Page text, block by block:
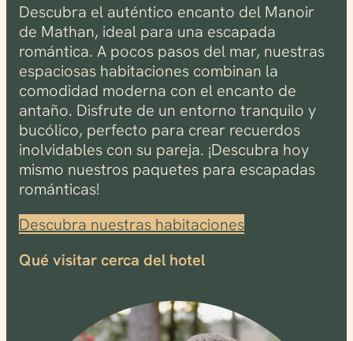
Descubra el auténtico encanto del Manoir
de Mathan, ideal para una escapada
romántica. A pocos pasos del mar, nuestras
espaciosas habitaciones combinan la
comodidad moderna con el encanto de
antaño. Disfrute de un entorno tranquilo y
bucólico, perfecto para crear recuerdos
inolvidables con su pareja. ¡Descubra hoy
mismo nuestros paquetes para escapadas
románticas!
Descubra nuestras habitaciones
Qué visitar cerca del hotel